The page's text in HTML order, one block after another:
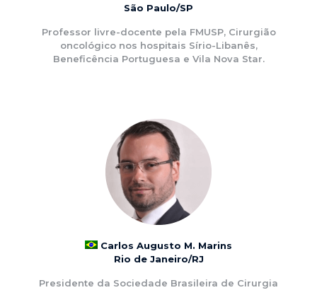
São Paulo/SP
Professor livre-docente pela FMUSP, Cirurgião
oncológico nos hospitais Sírio-Libanês,
Beneficência Portuguesa e Vila Nova Star.
Carlos Augusto M. Marins
Rio de Janeiro/RJ
Presidente da Sociedade Brasileira de Cirurgia